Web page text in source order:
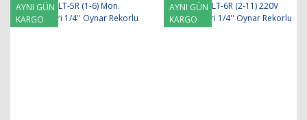
AYNI GÜN
KARGO
AYNI GÜN
KARGO